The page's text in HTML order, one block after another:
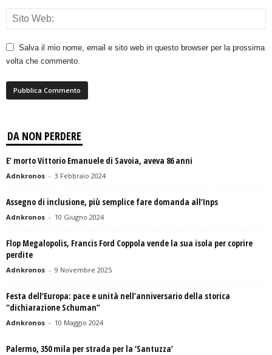
Salva il mio nome, email e sito web in questo browser per la prossima
volta che commento.
DA NON PERDERE
E’ morto Vittorio Emanuele di Savoia, aveva 86 anni
Adnkronos - 3 Febbraio 2024
Assegno di inclusione, più semplice fare domanda all’Inps
Adnkronos - 10 Giugno 2024
Flop Megalopolis, Francis Ford Coppola vende la sua isola per coprire
perdite
Adnkronos - 9 Novembre 2025
Festa dell’Europa: pace e unità nell’anniversario della storica
“dichiarazione Schuman”
Adnkronos - 10 Maggio 2024
Palermo, 350 mila per strada per la ‘Santuzza’